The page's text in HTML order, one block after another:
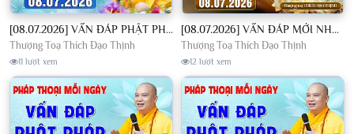
[08.07.2026] VẤN ĐÁP PHẬT PHÁP - Nghe Thầy giảng Pháp mỗi ngày CÔNG ĐỨC VÔ LƯỢNG│TT. Thích Đạo Thịnh
Thượng Toạ Thích Đạo Thịnh
11 lượt xem
[08.07.2026] VẤN ĐÁP MỚI NHẤT - Pháp Hội Địa Tạng Chùa Khai Nguyên | TT. Thích Đạo Thịnh
Thượng Toạ Thích Đạo Thịnh
12 lượt xem